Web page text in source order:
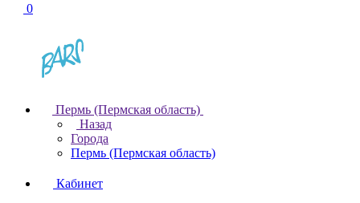
0
Пермь (Пермская область)
Назад
Города
Пермь (Пермская область)
Кабинет